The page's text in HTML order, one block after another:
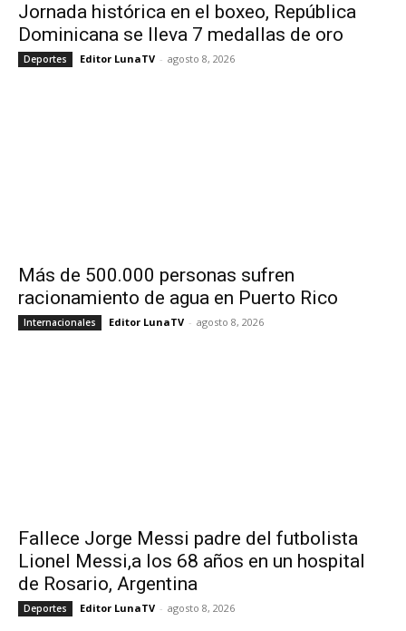
Jornada histórica en el boxeo, República
Dominicana se lleva 7 medallas de oro
Deportes Editor LunaTV - agosto 8, 2026
Más de 500.000 personas sufren
racionamiento de agua en Puerto Rico
Internacionales Editor LunaTV - agosto 8, 2026
Fallece Jorge Messi padre del futbolista
Lionel Messi,a los 68 años en un hospital
de Rosario, Argentina
Deportes Editor LunaTV - agosto 8, 2026